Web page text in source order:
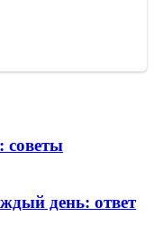
советы
день: ответ